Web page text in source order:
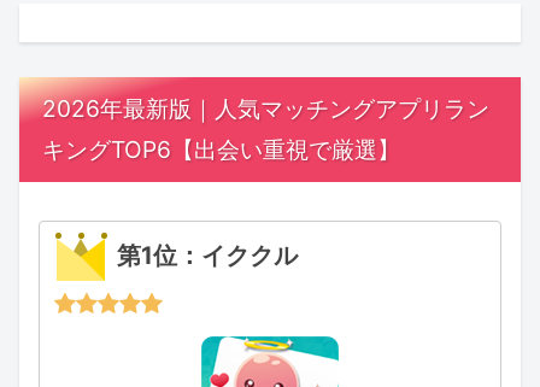
2026年最新版｜人気マッチングアプリラン
キングTOP6【出会い重視で厳選】
第1位：イククル